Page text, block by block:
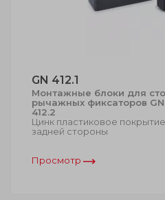
GN 412.1
Монтажные блоки для
рычажных фиксаторов GN
412.2
Цинк пластиковое
задней стороны
Просмотр